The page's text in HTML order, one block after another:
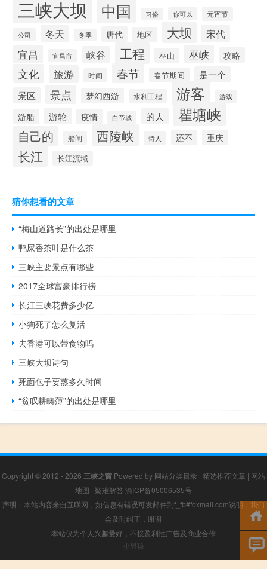
三峡大坝 中国 习俗 你可以 元宵节
公司 冬天 冬季 唐代 地区 大坝 宋代
宜昌 宜昌市 峡谷 工程 巫山 巫峡 攻略
文化 旅游 时间 春节 春节期间
是一个
景区
景点 梦幻西游 水利工程 游客 游戏
游船 游轮 疫情 白帝城 的人 瞿塘峡
自己的 船闸 西陵峡 诗人 还不 重庆
长江 长江流域
猜你想看的文章
“梅山道路长”的出处是哪里
鸭屎香茶叶是什么茶
三峡主要景点有哪些
2017全球富豪排行榜
长江三峡花费多少亿
小狗死了怎么复活
去香港可以带食物吗
三峡大坝诗句
死面包子要蒸多久时间
“贫叹耕畴薄”的出处是哪里
Copyright © 2012 - 2026 三峡之窗 Powered by 网站分类目录 | 精选推荐文章 | 网站
地图 | 疑难解答 渝ICP备05006535号
声明：本站内容来自互联网，如信息有错误可发邮件到f_fb#foxmail.com说明，我们
会及时纠正，谢谢
本站仅为个人兴趣爱好，不接盈利性广告及商业合作
小男孩